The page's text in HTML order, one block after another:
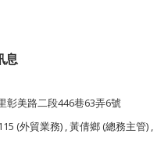
息
彰美路二段446巷63弄6號
(外貿業務) , 黃倩鄉 (總務主管) ,